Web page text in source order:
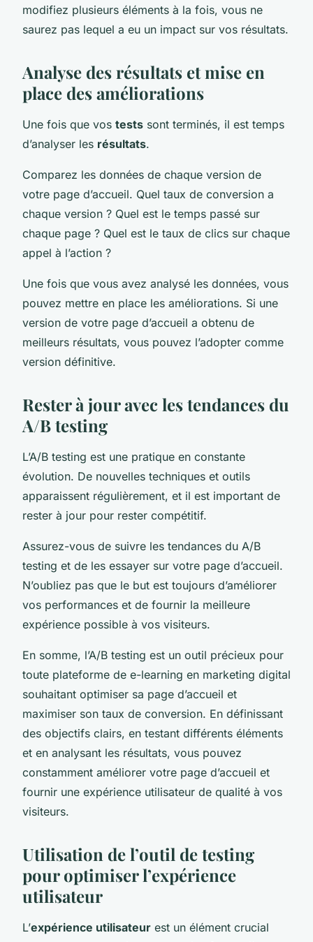
modifiez plusieurs éléments à la fois, vous ne
saurez pas lequel a eu un impact sur vos résultats.
Analyse des résultats et mise en
place des améliorations
Une fois que vos tests sont terminés, il est temps
d’analyser les résultats.
Comparez les données de chaque version de
votre page d’accueil. Quel taux de conversion a
chaque version ? Quel est le temps passé sur
chaque page ? Quel est le taux de clics sur chaque
appel à l’action ?
Une fois que vous avez analysé les données, vous
pouvez mettre en place les améliorations. Si une
version de votre page d’accueil a obtenu de
meilleurs résultats, vous pouvez l’adopter comme
version définitive.
Rester à jour avec les tendances du
A/B testing
L’A/B testing est une pratique en constante
évolution. De nouvelles techniques et outils
apparaissent régulièrement, et il est important de
rester à jour pour rester compétitif.
Assurez-vous de suivre les tendances du A/B
testing et de les essayer sur votre page d’accueil.
N’oubliez pas que le but est toujours d’améliorer
vos performances et de fournir la meilleure
expérience possible à vos visiteurs.
En somme, l’A/B testing est un outil précieux pour
toute plateforme de e-learning en marketing digital
souhaitant optimiser sa page d’accueil et
maximiser son taux de conversion. En définissant
des objectifs clairs, en testant différents éléments
et en analysant les résultats, vous pouvez
constamment améliorer votre page d’accueil et
fournir une expérience utilisateur de qualité à vos
visiteurs.
Utilisation de l’outil de testing
pour optimiser l’expérience
utilisateur
L’expérience utilisateur est un élément crucial